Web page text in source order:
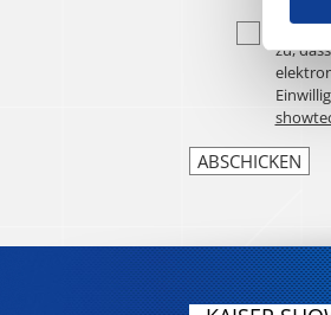
Ich
zu,